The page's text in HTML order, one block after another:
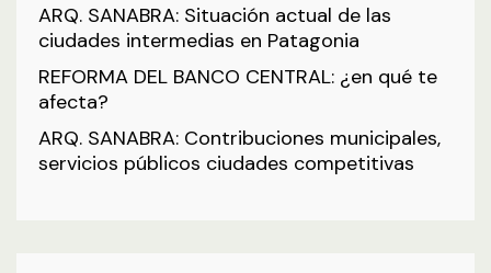
ARQ. SANABRA: Situación actual de las
ciudades intermedias en Patagonia
REFORMA DEL BANCO CENTRAL: ¿en qué te
afecta?
ARQ. SANABRA: Contribuciones municipales,
servicios públicos ciudades competitivas